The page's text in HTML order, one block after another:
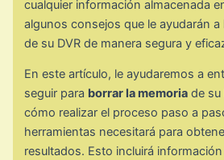
cualquier información almacenada
algunos consejos que le ayudarán a
de su DVR de manera segura y
En este artículo, le ayudaremos a
seguir para borrar la memoria de su
cómo realizar el proceso paso a
herramientas necesitará para
resultados. Esto incluirá